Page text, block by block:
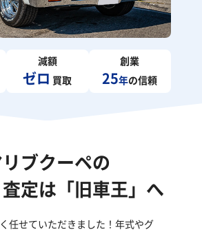
減額
ゼロ 買取
創業
25年の信頼
ブクーペの
定は「旧車王」へ
任せていただきました！年式やグ